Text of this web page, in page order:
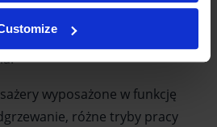
Limited® Medical
karku, szyi, pleców oraz
wyposażone w funkcję
różne tryby pracy